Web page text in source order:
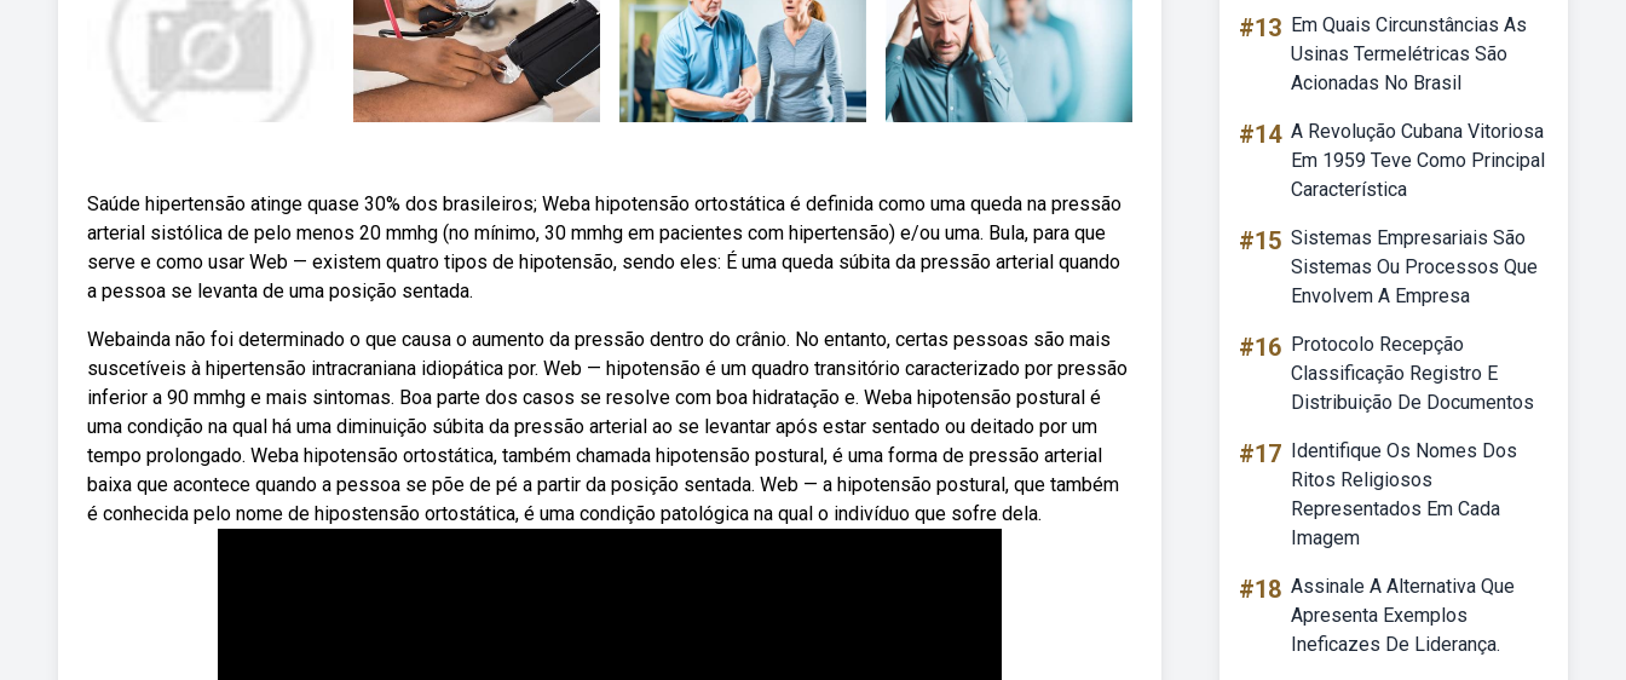
Saúde hipertensão atinge quase 30% dos brasileiros; Weba hipotensão ortostática é definida como uma queda na pressão
arterial sistólica de pelo menos 20 mmhg (no mínimo, 30 mmhg em pacientes com hipertensão) e/ou uma. Bula, para que
serve e como usar Web — existem quatro tipos de hipotensão, sendo eles: É uma queda súbita da pressão arterial quando
a pessoa se levanta de uma posição sentada.
Webainda não foi determinado o que causa o aumento da pressão dentro do crânio. No entanto, certas pessoas são mais
suscetíveis à hipertensão intracraniana idiopática por. Web — hipotensão é um quadro transitório caracterizado por pressão
inferior a 90 mmhg e mais sintomas. Boa parte dos casos se resolve com boa hidratação e. Weba hipotensão postural é
uma condição na qual há uma diminuição súbita da pressão arterial ao se levantar após estar sentado ou deitado por um
tempo prolongado. Weba hipotensão ortostática, também chamada hipotensão postural, é uma forma de pressão arterial
baixa que acontece quando a pessoa se põe de pé a partir da posição sentada. Web — a hipotensão postural, que também
é conhecida pelo nome de hipostensão ortostática, é uma condição patológica na qual o indivíduo que sofre dela.
#13 Em Quais Circunstâncias As
Usinas Termelétricas São
Acionadas No Brasil
#14 A Revolução Cubana Vitoriosa
Em 1959 Teve Como Principal
Característica
#15 Sistemas Empresariais São
Sistemas Ou Processos Que
Envolvem A Empresa
#16 Protocolo Recepção
Classificação Registro E
Distribuição De Documentos
#17 Identifique Os Nomes Dos
Ritos Religiosos
Representados Em Cada
Imagem
#18 Assinale A Alternativa Que
Apresenta Exemplos
Ineficazes De Liderança.